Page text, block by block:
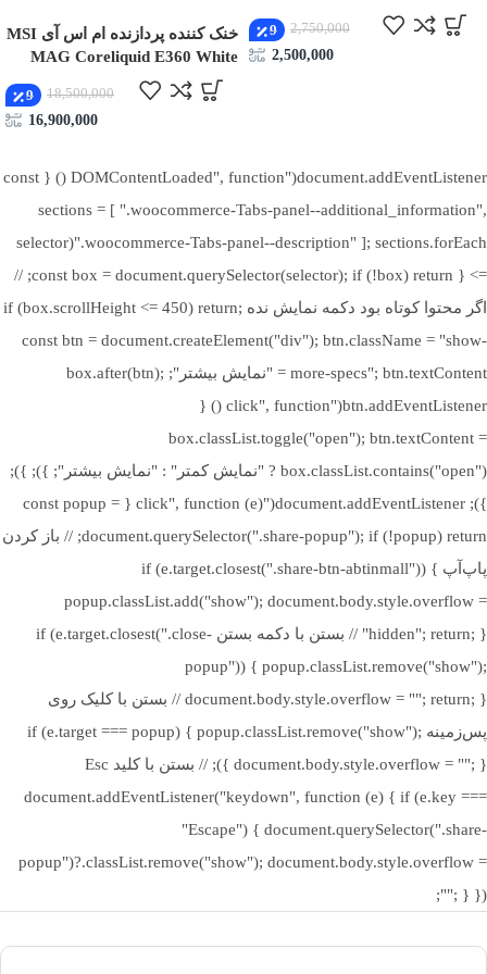
نوع
Hydraulic Bearing
Intel LGA 115x / 1200 / 1366 /1700 / 2011 / 2066 و
AMD AM2 / AM2+ / AM3 / AM4 / FM1 / FM2 /
عمر مفید
حدود 40,000 ساعت
بررسی عملکرد در خنک‌سازی
در تست‌های عملی، این خنک کننده توانسته است دمای پردازنده را حتی
حرارتی باعث توزیع مؤثر گرما و افزایش راندمان خنک‌کنندگی می‌شود.
از سوی دیگر، فن کم‌صدا و باکیفیت آن با سرعت قابل تنظیم، تعادلی
عالی میان عملکرد و سکوت برقرار کرده است. برای کاربرانی که سیستم
خود را برای بازی یا طراحی گرافیکی نسبتا سنگین استفاده می‌کنند، این
خنک‌کننده می‌تواند مانع از افت عملکرد CPU در اثر گرما شود.
ویژگی‌ها و مزایا
خنک‌کننده اوست مدل GT-AV1201 ARGB علاوه بر قدرت خنک‌کنندگی
بالا، ویژگی‌های متعددی دارد که آن را از رقبا متمایز می‌کند.
طراحی زیبا با نورپردازی ARGB هماهنگ با مادربرد
۴ لوله حرارتی مسی برای انتقال حرارت سریع و کارآمد
فن 120 میلی‌متری با جریان هوای قدرتمند و صدای کم
سازگاری گسترده با اکثر سوکت‌های Intel و AMD
عمر طولانی فن و دوام بالا در استفاده مداوم
2,750,000
9
2,500,000
خنک کننده پردازنده ام اس آی MSI
MAG Coreliquid E360 White
18,500,000
9
16,900,000
document.addEventListener("DOMContentLoaded", function () { const
sections = [ ".woocommerce-Tabs-panel--additional_information",
".woocommerce-Tabs-panel--description" ]; sections.forEach(selector
=> { const box = document.querySelector(selector); if (!box) return; //
اگر محتوا کوتاه بود دکمه نمایش نده if (box.scrollHeight <= 450) return;
const btn = document.createElement("div"); btn.className = "show-
more-specs"; btn.textContent = "نمایش بیشتر"; box.after(btn);
btn.addEventListener("click", function () {
box.classList.toggle("open"); btn.textContent =
box.classList.contains("open") ? "نمایش کمتر" : "نمایش بیشتر"; }); });
}); document.addEventListener("click", function (e) { const popup =
document.querySelector(".share-popup"); if (!popup) return; // باز کردن
پاپ‌آپ if (e.target.closest(".share-btn-abtinmall")) {
popup.classList.add("show"); document.body.style.overflow =
"hidden"; return; } // بستن با دکمه بستن if (e.target.closest(".close-
popup")) { popup.classList.remove("show");
document.body.style.overflow = ""; return; } // بستن با کلیک روی
پس‌زمینه if (e.target === popup) { popup.classList.remove("show");
document.body.style.overflow = ""; } }); // بستن با کلید Esc
document.addEventListener("keydown", function (e) { if (e.key ===
"Escape") { document.querySelector(".share-
popup")?.classList.remove("show"); document.body.style.overflow =
""; } });